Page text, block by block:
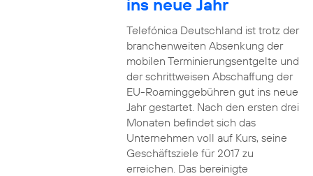
ins neue Jahr
Telefónica Deutschland ist trotz der
branchenweiten Absenkung der
mobilen Terminierungsentgelte und
der schrittweisen Abschaffung der
EU-Roaminggebühren gut ins neue
Jahr gestartet. Nach den ersten drei
Monaten befindet sich das
Unternehmen voll auf Kurs, seine
Geschäftsziele für 2017 zu
erreichen. Das bereinigte